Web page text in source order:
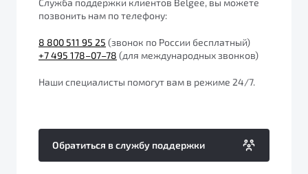
от 1 699 990 ₽*
Обзор В наличии
X70
Автокредит
Спецпредложения
Будьте еще более уверены на дорогах с программой
Служба поддержки клиентов Belgee, вы можете
позвонить нам по телефону:
8 800 511 95 25 (звонок по России бесплатный)
+7 495 178–07–78 (для международных звонков)
Наши специалисты помогут вам в режиме 24/7.
Обратиться в службу поддержки